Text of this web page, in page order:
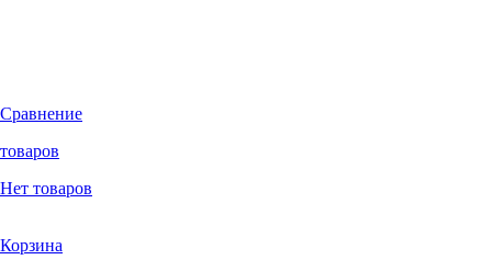
Сравнение
товаров
Нет товаров
Корзина